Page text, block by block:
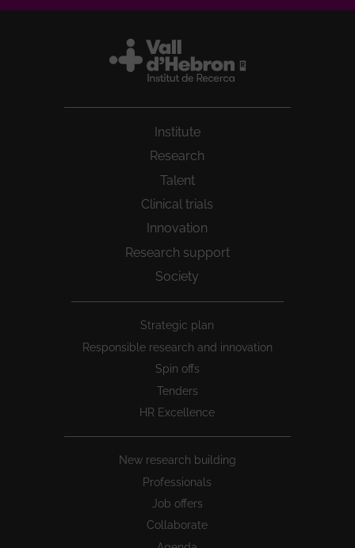
Institute
Research
Talent
Clinical trials
Innovation
Research support
Society
Strategic plan
Responsible research and innovation
Spin offs
Tenders
HR Excellence
New research building
Professionals
Job offers
Collaborate